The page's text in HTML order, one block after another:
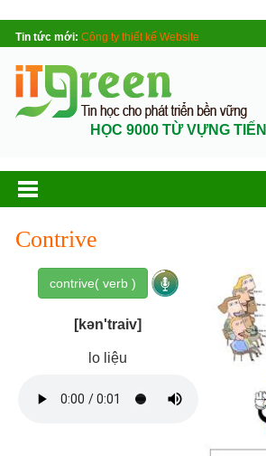
Tin tức mới: Công ty thiết kế Website
HỌC 9000 TỪ VỰNG
Contrive
contrive( verb )
[kən'traiv]
lo liệu